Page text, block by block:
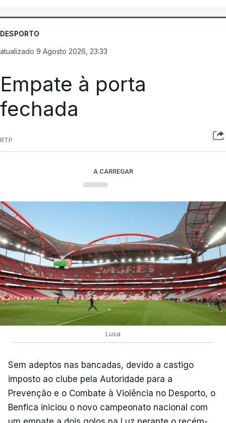
DESPORTO
atualizado 9 Agosto 2026, 23:33
Empate à porta
fechada
RTP
A CARREGAR
Lusa
Sem adeptos nas bancadas, devido a castigo
imposto ao clube pela Autoridade para a
Prevenção e o Combate à Violência no Desporto, o
Benfica iniciou o novo campeonato nacional com